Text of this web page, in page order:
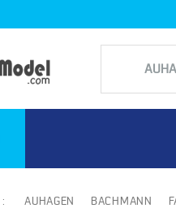
: AUHAGEN BACHMANN